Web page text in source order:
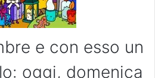
e con esso un
oggi, domenica